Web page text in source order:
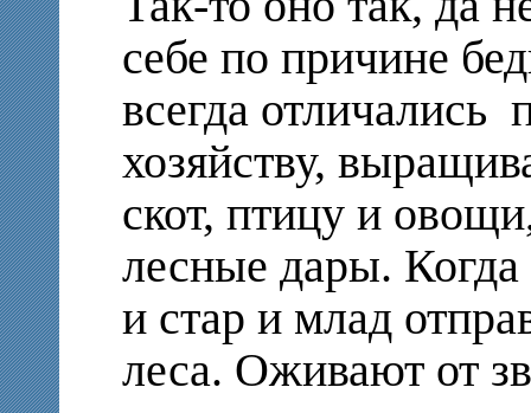
себе по причине
всегда отличались
хозяйству,
скот, птицу и
лесные дары. Когда
и стар и млад
леса. Оживают от